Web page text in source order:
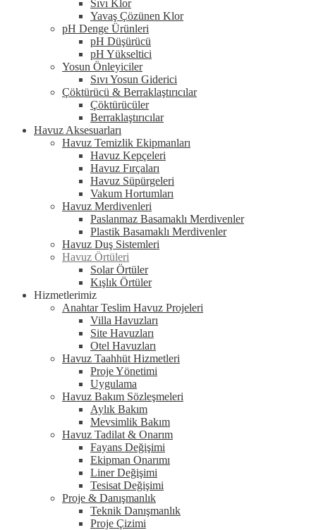
Sıvı Klor
Yavaş Çözünen Klor
pH Denge Ürünleri
pH Düşürücü
pH Yükseltici
Yosun Önleyiciler
Sıvı Yosun Giderici
Çöktürücü & Berraklaştırıcılar
Çöktürücüler
Berraklaştırıcılar
Havuz Aksesuarları
Havuz Temizlik Ekipmanları
Havuz Kepçeleri
Havuz Fırçaları
Havuz Süpürgeleri
Vakum Hortumları
Havuz Merdivenleri
Paslanmaz Basamaklı Merdivenler
Plastik Basamaklı Merdivenler
Havuz Duş Sistemleri
Havuz Örtüleri
Solar Örtüler
Kışlık Örtüler
Hizmetlerimiz
Anahtar Teslim Havuz Projeleri
Villa Havuzları
Site Havuzları
Otel Havuzları
Havuz Taahhüt Hizmetleri
Proje Yönetimi
Uygulama
Havuz Bakım Sözleşmeleri
Aylık Bakım
Mevsimlik Bakım
Havuz Tadilat & Onarım
Fayans Değişimi
Ekipman Onarımı
Liner Değişimi
Tesisat Değişimi
Proje & Danışmanlık
Teknik Danışmanlık
Proje Çizimi